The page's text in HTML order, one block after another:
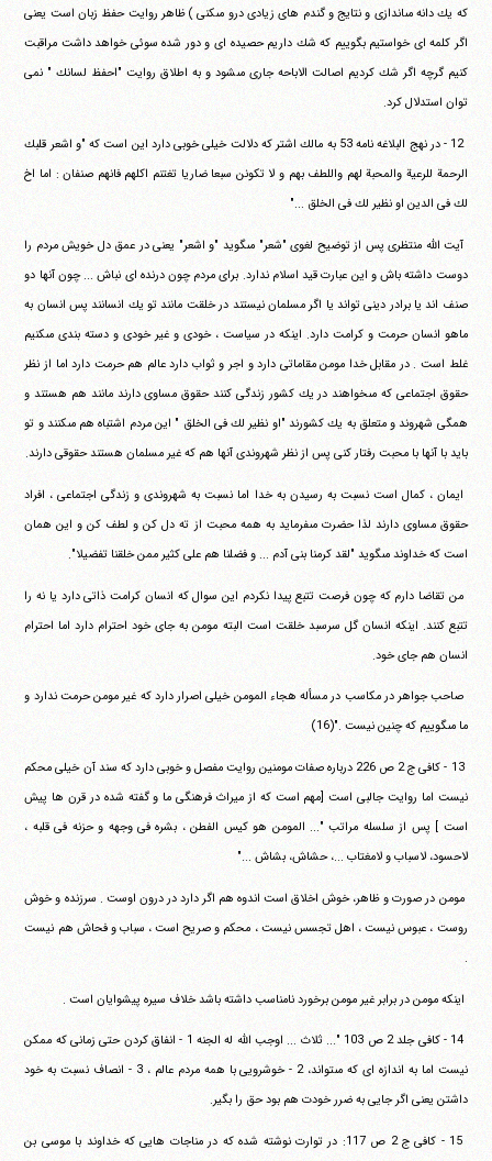
كه يك دانه‏ ‏مى‎اندازى و نتايج و گندم هاى زيادى درو مى‎كنى ) ظاهر روايت حفظ‏ ‏زبان است يعنى
اگر كلمه اى خواستيم بگوييم كه شك داريم حصيده اى‏ ‏و دور شده سوئى خواهد داشت مراقبت
كنيم گرچه اگر شك كرديم‏ ‏اصالت الاباحه جارى مى‎شود و به اطلاق روايت "احفظ لسانك "‏ ‏نمى
توان استدلال كرد.
‏ ‏12 - در نهج البلاغه نامه 53 به مالك اشتر كه دلالت خيلى خوبى دارد‏ ‏اين است كه "و اشعر قلبك
الرحمة للرعية والمحبة لهم واللطف بهم و لا‏ ‏تكونن سبعا ضاريا تغتنم اكلهم فانهم صنفان : اما اخ
لك فى الدين او‏ ‏نظير لك فى الخلق ..."
‏ ‏آيت الله منتظرى پس از توضيح لغوى "شعر" مى‎گويد "و اشعر"‏ ‏يعنى در عمق دل خويش مردم را
دوست داشته باش و اين عبارت قيد‏ ‏اسلام ندارد. براى مردم چون درنده اى نباش ... چون آنها دو
صنف اند يا‏ ‏برادر دينى تواند يا اگر مسلمان نيستند در خلقت مانند تو يك انسانند‏ ‏پس انسان به
ماهو انسان حرمت و كرامت دارد. اينكه در سياست ،‏ ‏خودى و غير خودى و دسته بندى مى‎كنيم
غلط است . در مقابل خدا‏ ‏مومن مقاماتى دارد و اجر و ثواب دارد عالم هم حرمت دارد اما از نظر‏
‏حقوق اجتماعى كه مى‎خواهند در يك كشور زندگى كنند حقوق‏ ‏مساوى دارند مانند هم هستند و
همگى شهروند و متعلق به يك‏ ‏كشورند "او نظير لك فى الخلق " اين مردم اشتباه هم مى‎كنند و تو
بايد با‏ ‏آنها با محبت رفتار كنى پس از نظر شهروندى آنها هم كه غير مسلمان‏ ‏هستند حقوقى دارند.
‏ ‏ايمان ، كمال است نسبت به رسيدن به خدا اما نسبت به شهروندى و‏ ‏زندگى اجتماعى ، افراد
حقوق مساوى دارند لذا حضرت مى‎فرمايد به‏ ‏همه محبت از ته دل كن و لطف كن و اين همان
است كه خداوند‏ ‏مى‎گويد "لقد كرمنا بنى آدم ... و فضلنا هم على كثير ممن خلقنا‏ ‏تفضيلا".
‏ ‏من تقاضا دارم كه چون فرصت تتبع پيدا نكردم اين سوال كه انسان‏ ‏كرامت ذاتى دارد يا نه را
تتبع كنند. اينكه انسان گل سرسبد خلقت است‏ ‏البته مومن به جاى خود احترام دارد اما احترام
انسان هم جاى خود.
‏ ‏صاحب جواهر در مكاسب در مسأله هجاء المومن خيلى اصرار‏ ‏دارد كه غير مومن حرمت ندارد و
ما مى‎گوييم كه چنين نيست ."(16)
‏ ‏13 - كافى ج 2 ص 226 درباره صفات مومنين روايت مفصل و‏ ‏خوبى دارد كه سند آن خيلى محكم
نيست اما روايت جالبى است [مهم‏ ‏است كه از ميراث فرهنگى ما و گفته شده در قرن ها پيش
است ] پس از‏ ‏سلسله مراتب "... المومن هو كيس الفطن ، بشره فى وجهه و حزنه فى‏ ‏قلبه ،
لاحسود، لاسباب و لامغتاب ...، حشاش، بشاش ..."
‏ ‏مومن در صورت و ظاهر، خوش اخلاق است اندوه هم اگر دارد در‏ ‏درون اوست . سرزنده و خوش
روست ، عبوس نيست ، اهل تجسس‏ ‏نيست ، محكم و صريح است ، سباب و فحاش هم نيست
.
‏ ‏اينكه مومن در برابر غير مومن برخورد نامناسب داشته باشد خلاف‏ ‏سيره پيشوايان است .
‏ ‏14 - كافى جلد 2 ص 103 "... ثلاث ... اوجب الله له الجنه 1 - انفاق‏ ‏كردن حتى زمانى كه ممكن
نيست اما به اندازه اى كه مى‎تواند،‏ ‏2 - خوشرويى با همه مردم عالم ، 3 - انصاف نسبت به خود
داشتن يعنى‏ ‏اگر جايى به ضرر خودت هم بود حق را بگير.
‏ ‏15 - كافى ج 2 ص 117: در توارت نوشته شده كه در مناجات هايى كه‏ ‏خداوند با موسى بن